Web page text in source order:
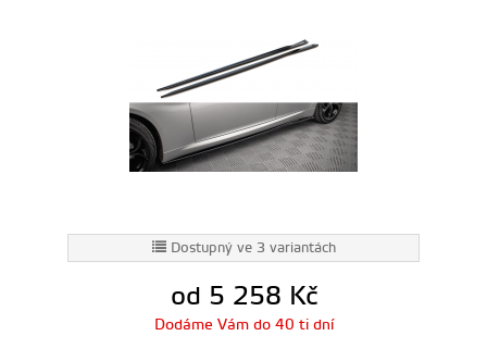
Dostupný ve 3 variantách
od 5 258 Kč
Dodáme Vám do 40 ti dní